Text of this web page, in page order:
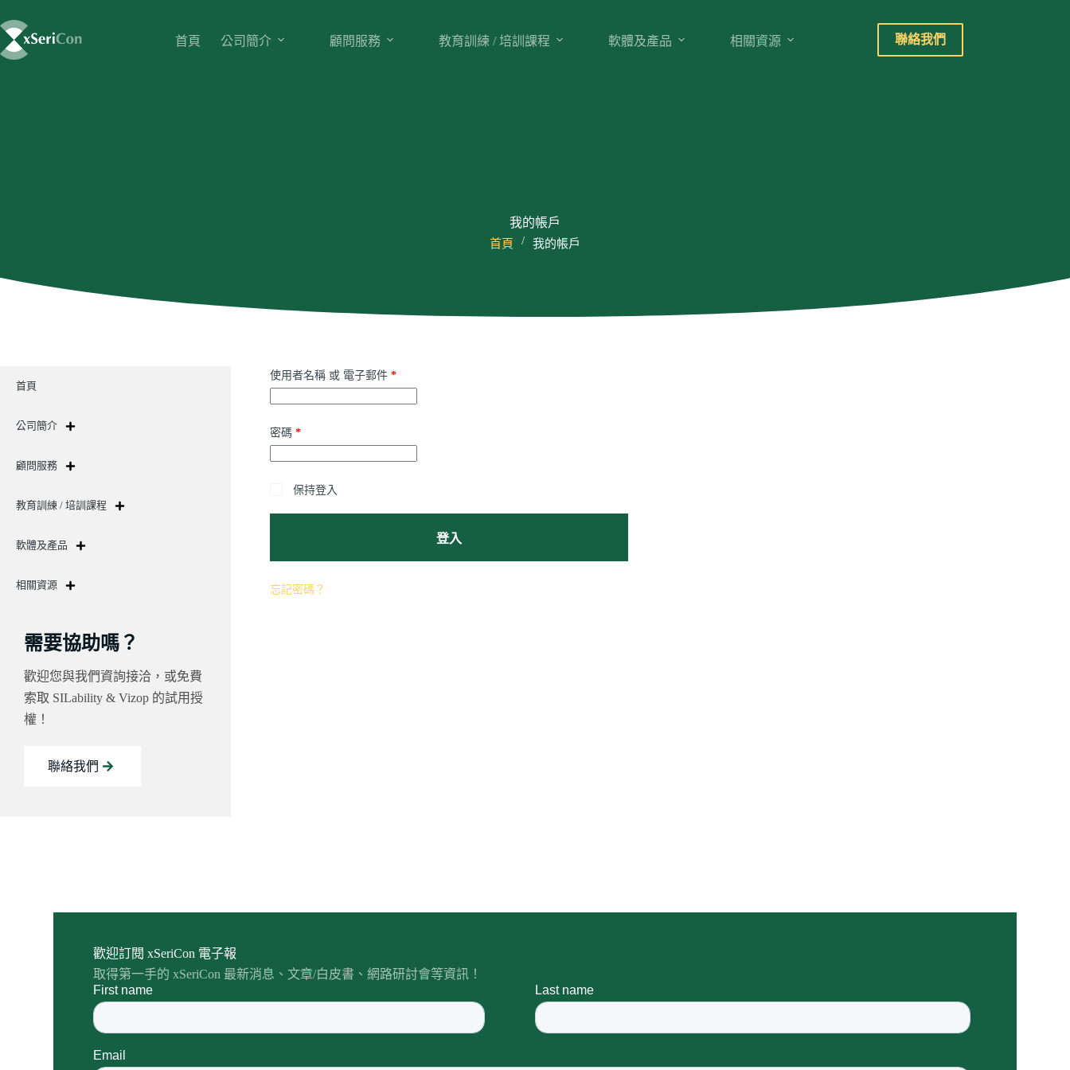
首頁 公司簡介 顧問服務 教育訓練 / 培訓課程 軟體及產品 相關資源 聯絡我們
我的帳戶
首頁 / 我的帳戶
使用者名稱 或 電子郵件 *
密碼 *
保持登入
登入
忘記密碼？
首頁
公司簡介
顧問服務
教育訓練 / 培訓課程
軟體及產品
相關資源
需要協助嗎？
歡迎您與我們資詢接洽，或免費
索取 SILability & Vizop 的試用授
權！
聯絡我們
歡迎訂閱 xSeriCon 電子報
取得第一手的 xSeriCon 最新消息、文章/白皮書、網路研討會等資訊！